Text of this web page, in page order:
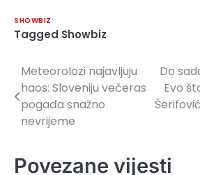
SHOWBIZ
Tagged Showbiz
Navigacija
članaka
Meteorolozi najavljuju
haos: Sloveniju večeras
pogađa snažno
nevrijeme
Do
Evo
Povezane vijesti